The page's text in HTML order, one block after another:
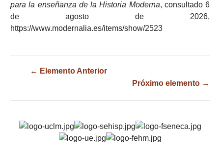
para la enseñanza de la Historia Moderna, consultado 6
de agosto de 2026,
https://www.modernalia.es/items/show/2523
← Elemento Anterior
Próximo elemento →